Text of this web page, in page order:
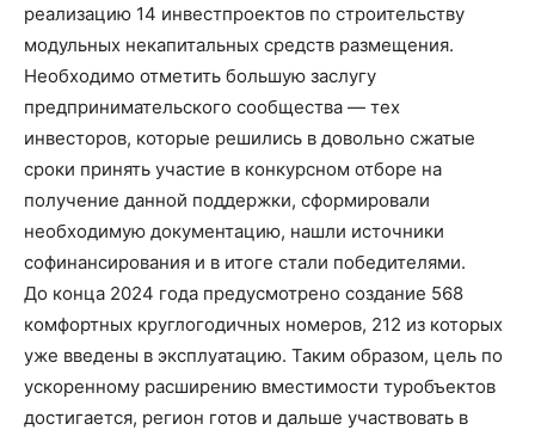
реализацию 14 инвестпроектов по строительству
модульных некапитальных средств размещения.
Необходимо отметить большую заслугу
предпринимательского сообщества — тех
инвесторов, которые решились в довольно сжатые
сроки принять участие в конкурсном отборе на
получение данной поддержки, сформировали
необходимую документацию, нашли источники
софинансирования и в итоге стали победителями.
До конца 2024 года предусмотрено создание 568
комфортных круглогодичных номеров, 212 из которых
уже введены в эксплуатацию. Таким образом, цель по
ускоренному расширению вместимости туробъектов
достигается, регион готов и дальше участвовать в